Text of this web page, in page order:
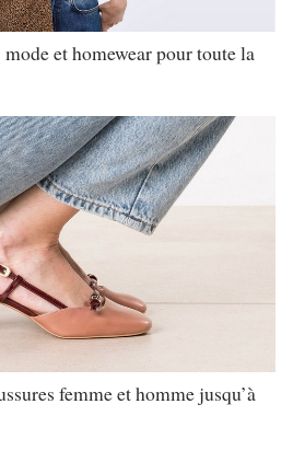
et homewear pour toute la
femme et homme jusqu’à